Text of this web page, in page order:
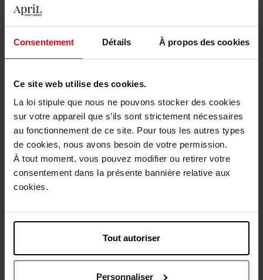
Consentement Détails À propos des cookies
Ce site web utilise des cookies.
La loi stipule que nous ne pouvons stocker des cookies
sur votre appareil que s’ils sont strictement nécessaires
au fonctionnement de ce site. Pour tous les autres types
de cookies, nous avons besoin de votre permission.
À tout moment, vous pouvez modifier ou retirer votre
consentement dans la présente bannière relative aux
cookies.
Tout autoriser
Personnaliser
Emballage cadeau offert
Conseil d'utilisation
Caractéristiques
Vous aimerez peut-être